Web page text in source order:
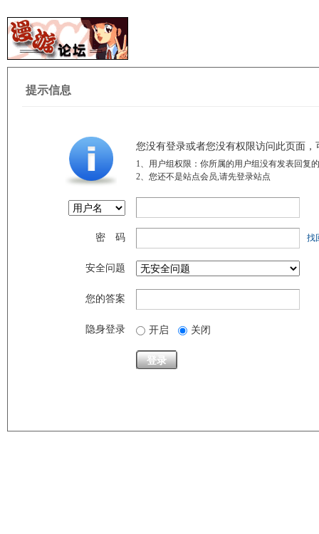
提示信息
您没有登录或者您没有权限访问此页面
1、用户组权限：你所属的用户组没有发表回复
2、您还不是站点会员,请先登录站点
密 码 找
安全问题
您的答案
隐身登录 开启 关闭
登录